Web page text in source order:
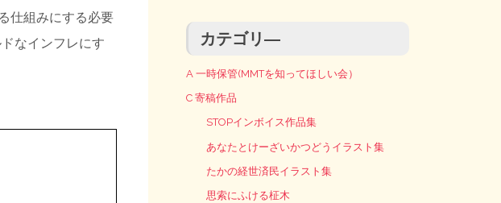
仕組みにする必要
なインフレにす
カテゴリ―
A 一時保管(MMTを知ってほしい会）
C 寄稿作品
STOPインボイス作品集
あなたとけーざいかつどうイラスト集
たかの経世済民イラスト集
思索にふける柾木